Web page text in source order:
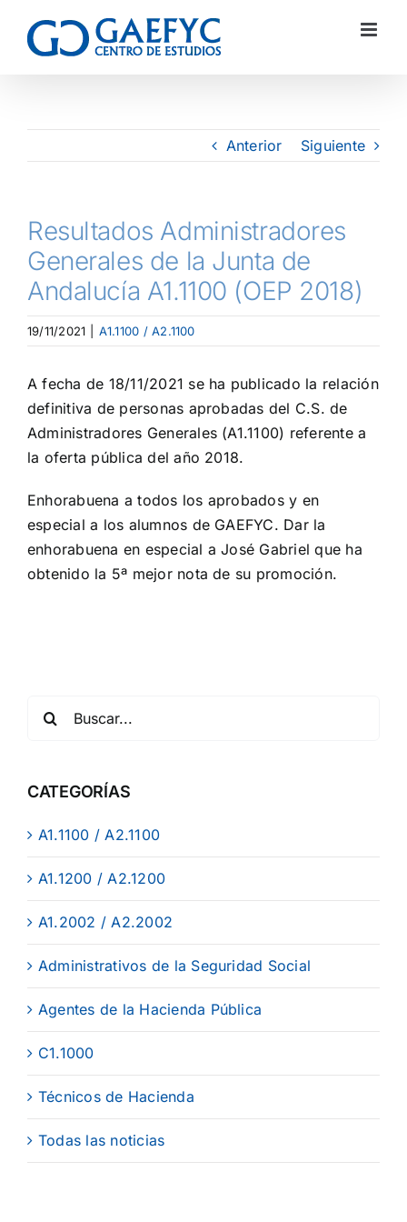
Anterior Siguiente
Resultados Administradores
Generales de la Junta de
Andalucía A1.1100 (OEP 2018)
19/11/2021 A1.1100 / A2.1100
A fecha de 18/11/2021 se ha publicado la relación
definitiva de personas aprobadas del C.S. de
Administradores Generales (A1.1100) referente a
la oferta pública del año 2018.
Enhorabuena a todos los aprobados y en
especial a los alumnos de GAEFYC. Dar la
enhorabuena en especial a José Gabriel que ha
obtenido la 5ª mejor nota de su promoción.
CATEGORÍAS
A1.1100 / A2.1100
A1.1200 / A2.1200
A1.2002 / A2.2002
Administrativos de la Seguridad Social
Agentes de la Hacienda Pública
C1.1000
Técnicos de Hacienda
Todas las noticias